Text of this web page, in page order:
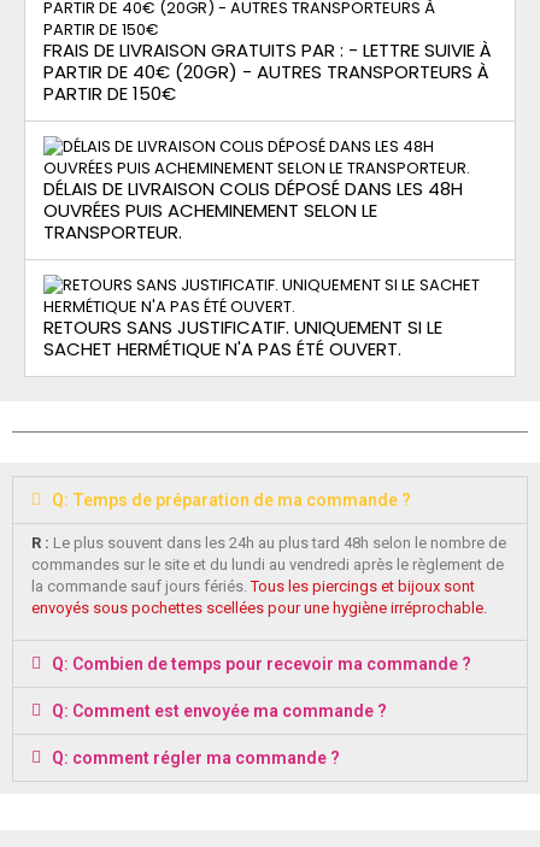
FRAIS DE LIVRAISON GRATUITS PAR : - LETTRE SUIVIE À
PARTIR DE 40€ (20GR) - AUTRES TRANSPORTEURS À
PARTIR DE 150€
DÉLAIS DE LIVRAISON COLIS DÉPOSÉ DANS LES 48H
OUVRÉES PUIS ACHEMINEMENT SELON LE
TRANSPORTEUR.
RETOURS SANS JUSTIFICATIF. UNIQUEMENT SI LE
SACHET HERMÉTIQUE N'A PAS ÉTÉ OUVERT.
Q: Temps de préparation de ma commande ?
R : Le plus souvent dans les 24h au plus tard 48h selon le nombre de
commandes sur le site et du lundi au vendredi après le règlement de
la commande sauf jours fériés.Tous les piercings et bijoux sont
envoyés sous pochettes scellées pour une hygiène irréprochable.
Q: Combien de temps pour recevoir ma commande ?
Q: Comment est envoyée ma commande ?
Q: comment régler ma commande ?